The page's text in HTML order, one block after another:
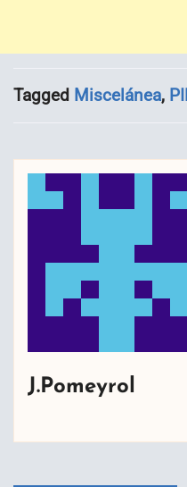
Tagged Miscelánea,
J.Pomeyrol